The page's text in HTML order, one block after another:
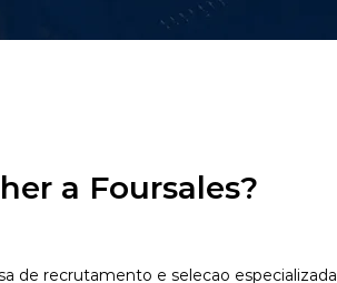
a Foursales?
de recrutamento e selecao especializada